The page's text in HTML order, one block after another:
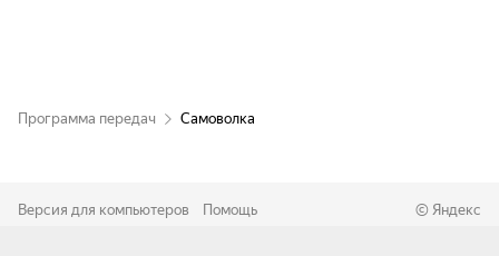
Программа передач Самоволка
Версия для компьютеров Помощь © Яндекс